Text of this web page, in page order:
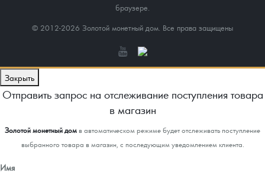
браузере.
© 2012-2026 Золотой монетный дом. Все права защищены
Закрыть
Отправить запрос на отслеживание поступления товара
в магазин
Золотой монетный домв автоматическом режиме будет отслеживать поступление
выбранного товара в магазин, с последующим уведомлением клиента.
Имя